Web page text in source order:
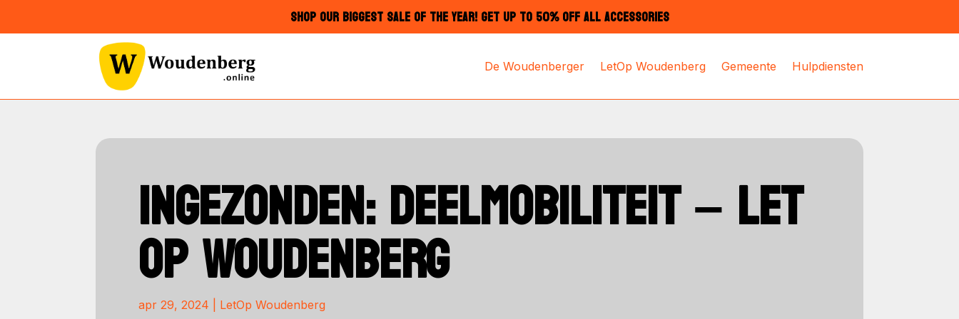
SHOP OUR BIGGEST SALE OF THE YEAR! GET UP TO 50% OFF ALL ACCESSORIES
De Woudenberger LetOp Woudenberg Gemeente Hulpdiensten
INGEZONDEN: DEELMOBILITEIT – LET
OP WOUDENBERG
apr 29, 2024 LetOp Woudenberg